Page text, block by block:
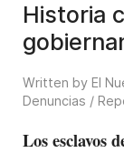
Historia
Written by El
Denuncias /
Los esclavos